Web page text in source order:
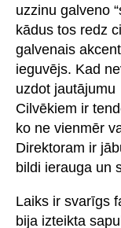
uzzinu galveno
kādus tos redz
galvenais
ieguvējs. Kad
uzdot
Cilvēkiem ir
ko ne vienmēr
Direktoram ir
bildi ierauga un
Laiks ir svarīgs
bija izteikta